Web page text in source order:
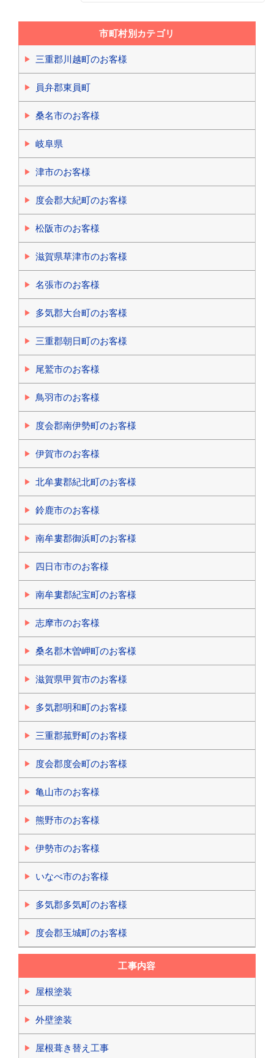
市町村別カテゴリ
三重郡川越町のお客様
員弁郡東員町
桑名市のお客様
岐阜県
津市のお客様
度会郡大紀町のお客様
松阪市のお客様
滋賀県草津市のお客様
名張市のお客様
多気郡大台町のお客様
三重郡朝日町のお客様
尾鷲市のお客様
鳥羽市のお客様
度会郡南伊勢町のお客様
伊賀市のお客様
北牟婁郡紀北町のお客様
鈴鹿市のお客様
南牟婁郡御浜町のお客様
四日市市のお客様
南牟婁郡紀宝町のお客様
志摩市のお客様
桑名郡木曽岬町のお客様
滋賀県甲賀市のお客様
多気郡明和町のお客様
三重郡菰野町のお客様
度会郡度会町のお客様
亀山市のお客様
熊野市のお客様
伊勢市のお客様
いなべ市のお客様
多気郡多気町のお客様
度会郡玉城町のお客様
工事内容
屋根塗装
外壁塗装
屋根葺き替え工事